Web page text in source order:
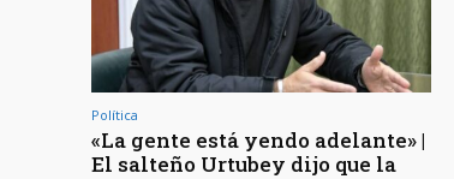
Política
«La gente está yendo adelante» |
El salteño Urtubey dijo que la